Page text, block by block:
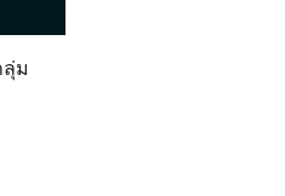
ลุ่ม